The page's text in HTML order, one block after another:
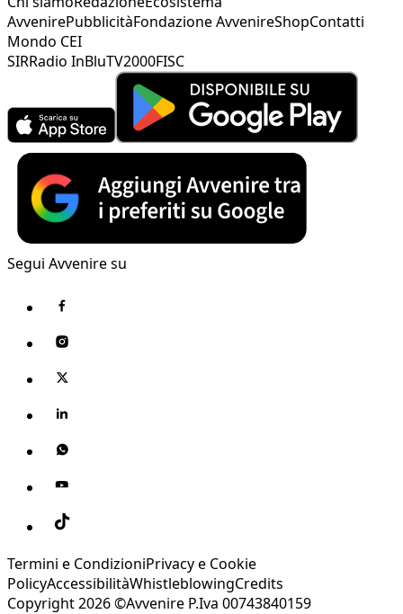
AvvenirePubblicitàFondazione AvvenireShopContatti
Mondo CEI
SIRRadio InBluTV2000FISC
Segui Avvenire su
Termini e CondizioniPrivacy e Cookie
PolicyAccessibilitàWhistleblowingCredits
Copyright 2026 ©Avvenire P.Iva 00743840159